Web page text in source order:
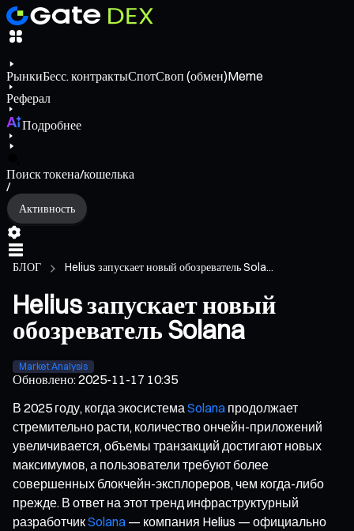
РынкиБесс. контрактыСпотСвоп (обмен)Meme
Реферал
Подробнее
Поиск токена/кошелька
/
Активность
БЛОГ Helius запускает новый обозреватель Sola...
Helius запускает новый
обозреватель Solana
Market Analysis
Обновлено:2025-11-17 10:35
В 2025 году, когда экосистема Solana продолжает
стремительно расти, количество ончейн-приложений
увеличивается, объемы транзакций достигают новых
максимумов, а пользователи требуют более
совершенных блокчейн-эксплореров, чем когда-либо
прежде. В ответ на этот тренд инфраструктурный
разработчикSolana — компания Helius — официально